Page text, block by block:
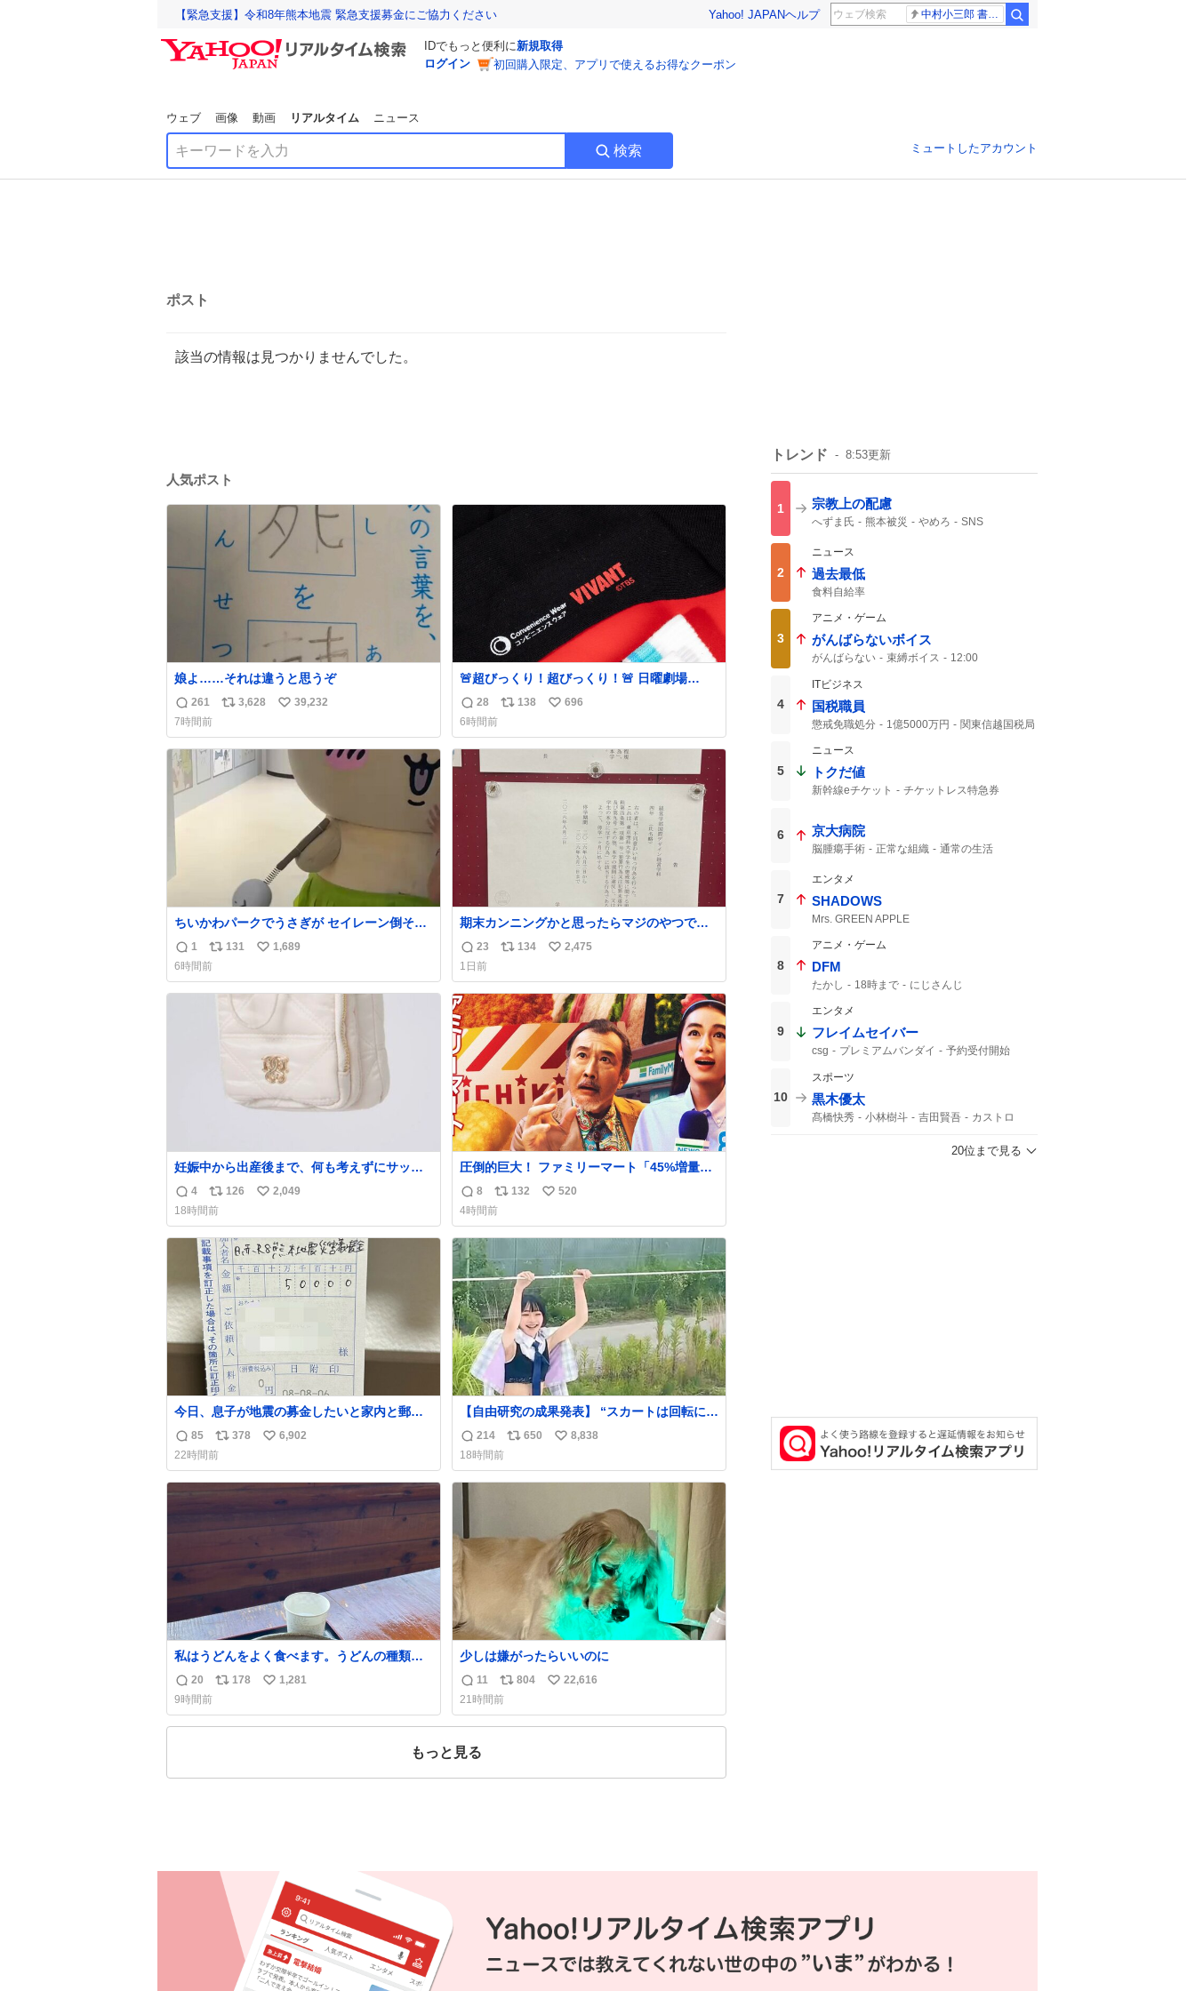
【緊急支援】令和8年熊本地震 緊急支援募金にご協力ください Yahoo! JAPANヘルプ 中村小三郎 書類送検
IDでもっと便利に新規取得
ログイン
初回購入限定、アプリで使えるお得なクーポン
ウェブ 画像 動画 リアルタイム ニュース
検索 ミュートしたアカウント
ポスト
該当の情報は見つかりませんでした。
人気ポスト
娘よ……それは違うと思うぞ
返
信
数
261
リ
ス
ト
3,628
い
ね
39,232
7時間前
🚨超びっくり！超びっくり！🚨 日曜劇場
『#VIVANT』と ファミマの #コンビニエンス
ウェア がコラボ！ 🧦ラインソックス 🟦今治
タオルハンカチ 「いいね」「保存」してファ
ミマへGO👀
返
信
数
28
リ
ス
数
138
い
ね
696
6時間前
ちいかわパークでうさぎが セイレーン倒そう
としてた笑笑
返
信
数
1
リ
ポ
ス
131
い
ね
1,689
6時間前
期末カンニングかと思ったらマジのやつで草
B4でIDMってことはおそらく就職だし、内定
取り消し？ それと夏休み期間の停学って無意
味じゃね？
返
信
数
23
リ
ス
ト
数
134
い
ね
数
2,475
1日前
妊娠中から出産後まで、何も考えずにサッと
持って行けるようなショルダーバッグが欲し
いな〜と思っていたのだけど snidelでめちゃ
くちゃピッタリなものを見つけたので買っ
た！✨ スマホと小物とペットボトルが入るの
最高すぎる🥹 しかもスマホ入れ独立してるし
ファスナーない！地味に嬉しいやつ！！！
返
信
数
4
リ
ポ
ス
ト
数
126
い
ね
数
2,049
18時間前
圧倒的巨大！ ファミリーマート「45%増量作
戦」には都市伝説が隠されている、のかもし
れない。 web-mu.jp/news/79509/
返
信
数
8
リ
ポ
ス
ト
数
132
い
ね
数
520
4時間前
今日、息子が地震の募金したいと家内と郵便
局に行ったみたいです。おもちゃとか買う選
択肢もあったと思うけど、自分で貯めてた2万
円を役に立てて欲しい、みんなも元気になっ
て欲しいと。家内も一緒に募金したので、自
分も何かできたらなぁと思いました。
返
信
数
85
リ
ポ
ス
378
い
ね
6,902
22時間前
【自由研究の成果発表】 “スカートは回転によ
って広がるが、岡澤恋によって270°までなら
広がらずに回転が可能なことが証明された！”
返
信
数
214
リ
ス
650
い
ね
8,838
18時間前
私はうどんをよく食べます。うどんの種類に
よっては非常食にもなります。生うどんは消
費期限が短く、冷凍うどんは長持ちする代わ
りに停電に弱いので、乾麺タイプのうどんな
ら水分が少なく長期保存するのにおすすめで
がありますが、うどんもいかがでしょうか？
返
信
数
20
リ
ス
178
い
ね
1,281
9時間前
少しは嫌がったらいいのに
返
信
数
11
リ
ポ
ス
804
い
ね
22,616
21時間前
もっと見る
トレンド 8:53更新
1 宗教上の配慮
へずま氏 熊本被災 やめろ SNS
2
ニュース
過去最低
食料自給率
3
アニメ・ゲーム
がんばらないボイス
がんばらない 束縛ボイス
12:00
4
ITビジネス
国税職員
懲戒免職処分 1億5000万円
関東信越国税局
5
ニュース
トクだ値
新幹線eチケット
チケットレス特急券
6 京大病院
脳腫瘍手術 正常な組織
通常の生活
極めて重大な事態
7
エンタメ
SHADOWS
Mrs. GREEN APPLE
8
アニメ・ゲーム
DFM
たかし 18時まで にじさんじ
9
エンタメ
フレイムセイバー
csg プレミアムバンダイ
予約受付開始
10
スポーツ
黒木優太
髙橋快秀 小林樹斗 吉田賢吾
カストロ
20位まで見る